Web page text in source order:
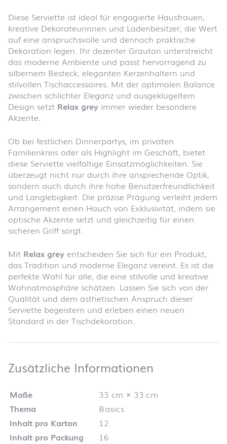
Diese Serviette ist ideal für engagierte Hausfrauen,
kreative Dekorateurinnen und Ladenbesitzer, die Wert
auf eine anspruchsvolle und dennoch praktische
Dekoration legen. Ihr dezenter Grauton unterstreicht
das moderne Ambiente und passt hervorragend zu
silbernem Besteck, eleganten Kerzenhaltern und
stilvollen Tischaccessoires. Mit der optimalen Balance
zwischen schlichter Eleganz und ausgeklügeltem
Design setzt Relax grey immer wieder besondere
Akzente.
Ob bei festlichen Dinnerpartys, im privaten
Familienkreis oder als Highlight im Geschäft, bietet
diese Serviette vielfältige Einsatzmöglichkeiten. Sie
überzeugt nicht nur durch ihre ansprechende Optik,
sondern auch durch ihre hohe Benutzerfreundlichkeit
und Langlebigkeit. Die präzise Prägung verleiht jedem
Arrangement einen Hauch von Exklusivität, indem sie
optische Akzente setzt und gleichzeitig für einen
sicheren Griff sorgt.
Mit Relax grey entscheiden Sie sich für ein Produkt,
das Tradition und moderne Eleganz vereint. Es ist die
perfekte Wahl für alle, die eine stilvolle und kreative
Wohnatmosphäre schätzen. Lassen Sie sich von der
Qualität und dem ästhetischen Anspruch dieser
Serviette begeistern und erleben einen neuen
Standard in der Tischdekoration.
Zusätzliche Informationen
Maße
33 cm × 33 cm
Thema
Basics
Inhalt pro Karton
12
Inhalt pro Packung
16